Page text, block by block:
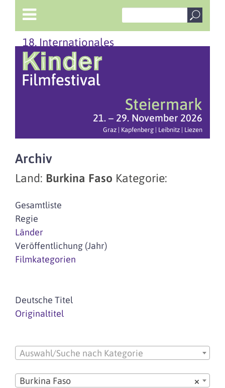
18. Internationales
Steiermark
21. – 29. November 2026
Graz | Kapfenberg | Leibnitz | Liezen
Archiv
Land: Burkina Faso Kategorie:
Gesamtliste
Regie
Länder
Veröffentlichung (Jahr)
Filmkategorien
Deutsche Titel
Originaltitel
Auswahl/Suche nach Kategorie
×
Burkina Faso